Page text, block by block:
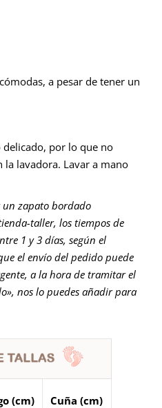
a pesar de tener un
delicado, por lo que no
lavadora. Lavar a mano
un zapato bordado
taller, los tiempos de
1 y 3 días, según el
el envío del pedido puede
a la hora de tramitar el
nos lo puedes añadir para
(cm) Cuña (cm)